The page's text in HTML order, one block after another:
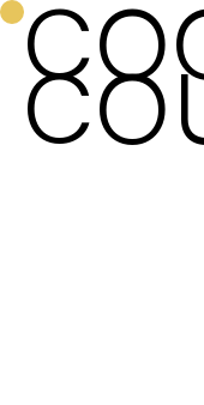
LB PLANIFICATION SÀRL